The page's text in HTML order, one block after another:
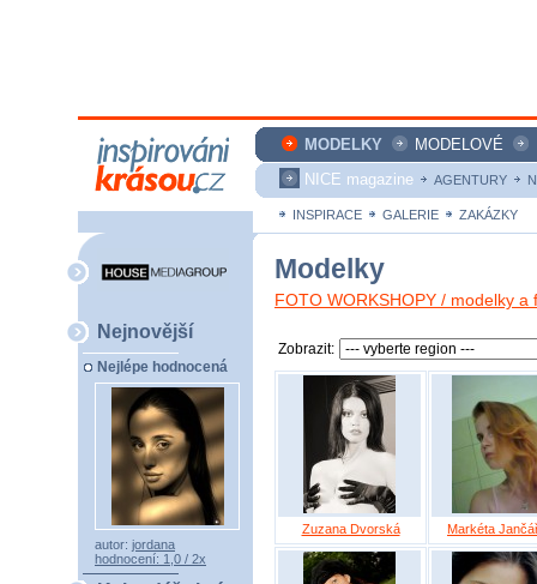
MODELKY MODELOVÉ
NICE magazine
AGENTURY
INSPIRACE GALERIE ZAKÁZKY
Nejnovější
Nejlépe hodnocená
autor: jordana
hodnocení: 1,0 / 2x
Modelky
FOTO WORKSHOPY / modelky
Zobrazit:
Zuzana Dvorská Markéta